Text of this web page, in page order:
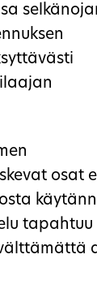
osat
tapahtuu